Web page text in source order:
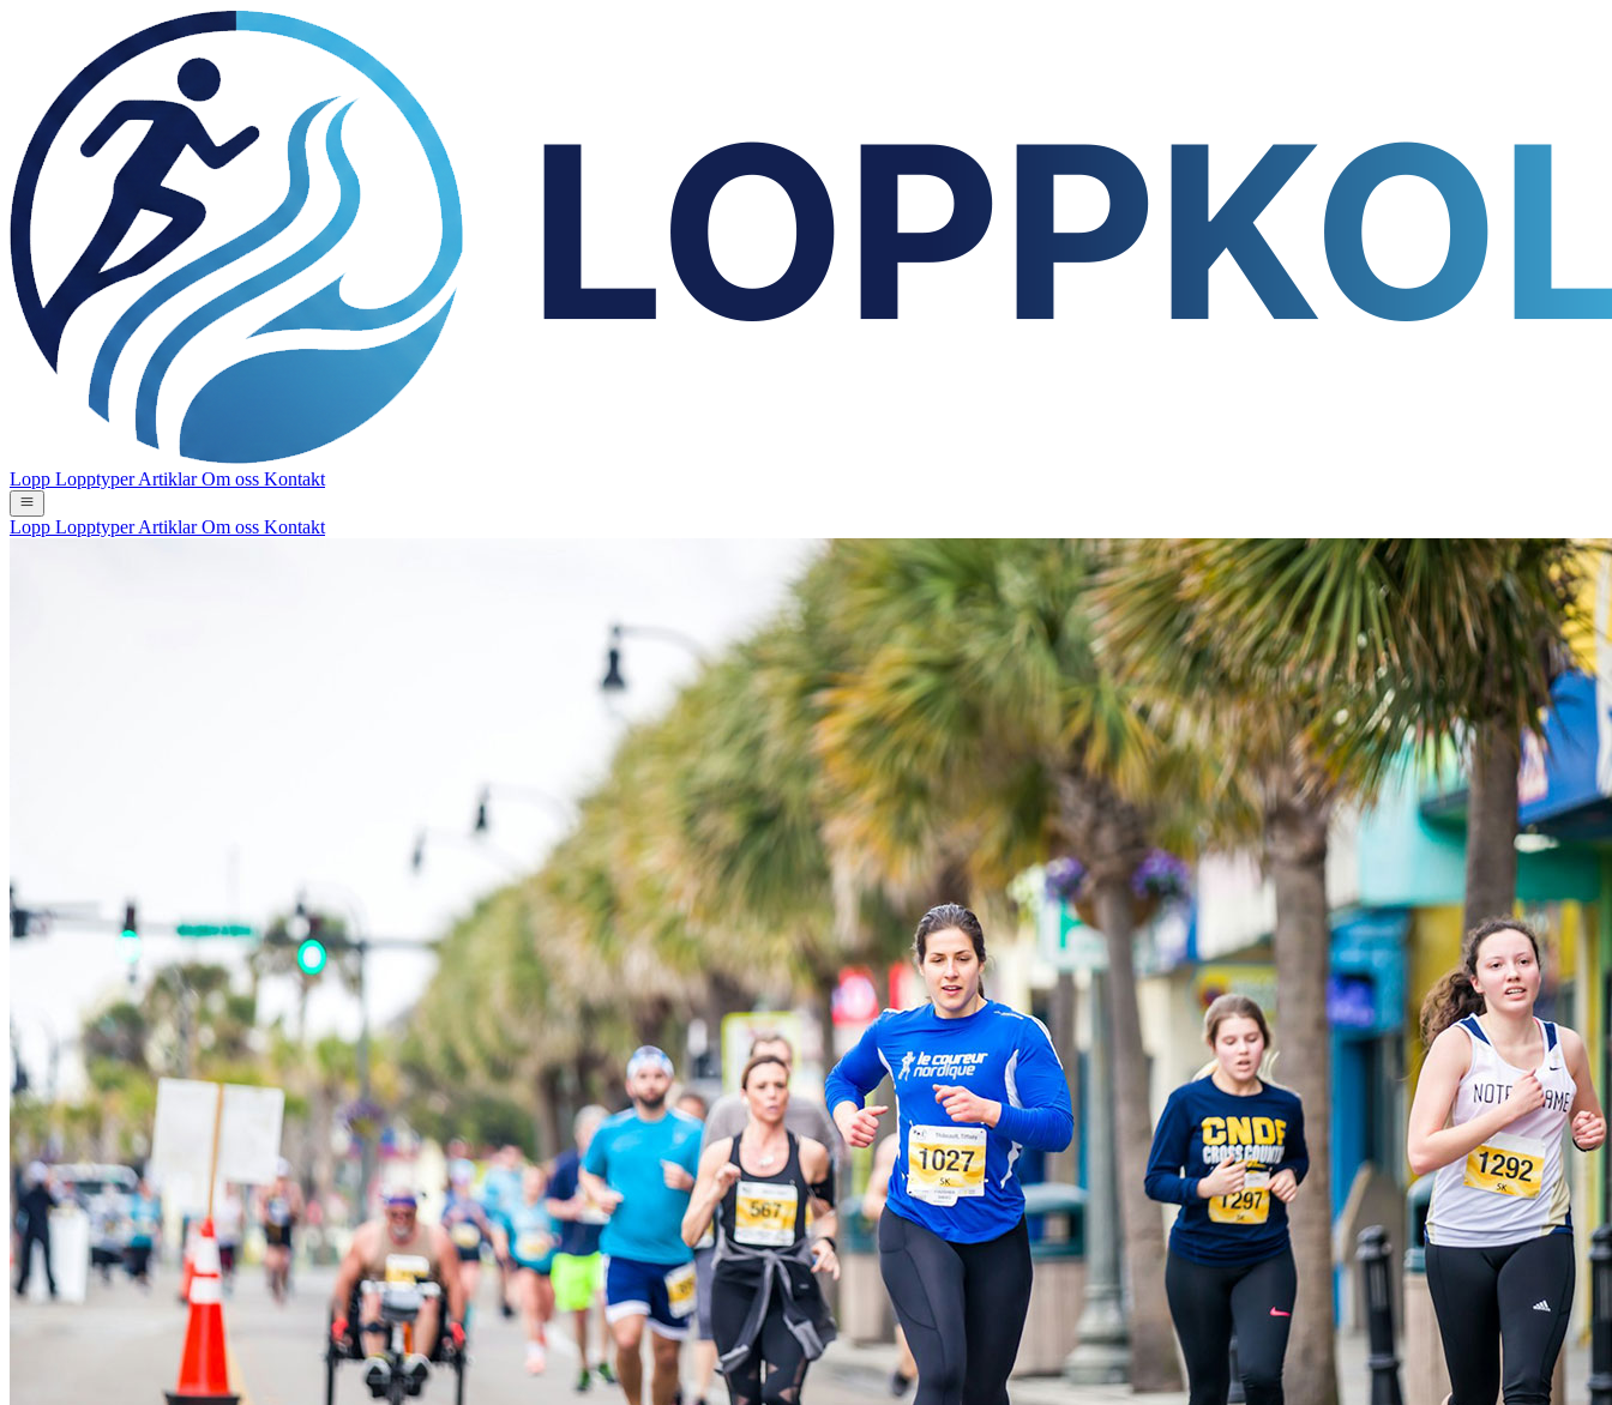
Lopp LopptyperArtiklarOm oss Kontakt
Lopp LopptyperArtiklarOm oss Kontakt